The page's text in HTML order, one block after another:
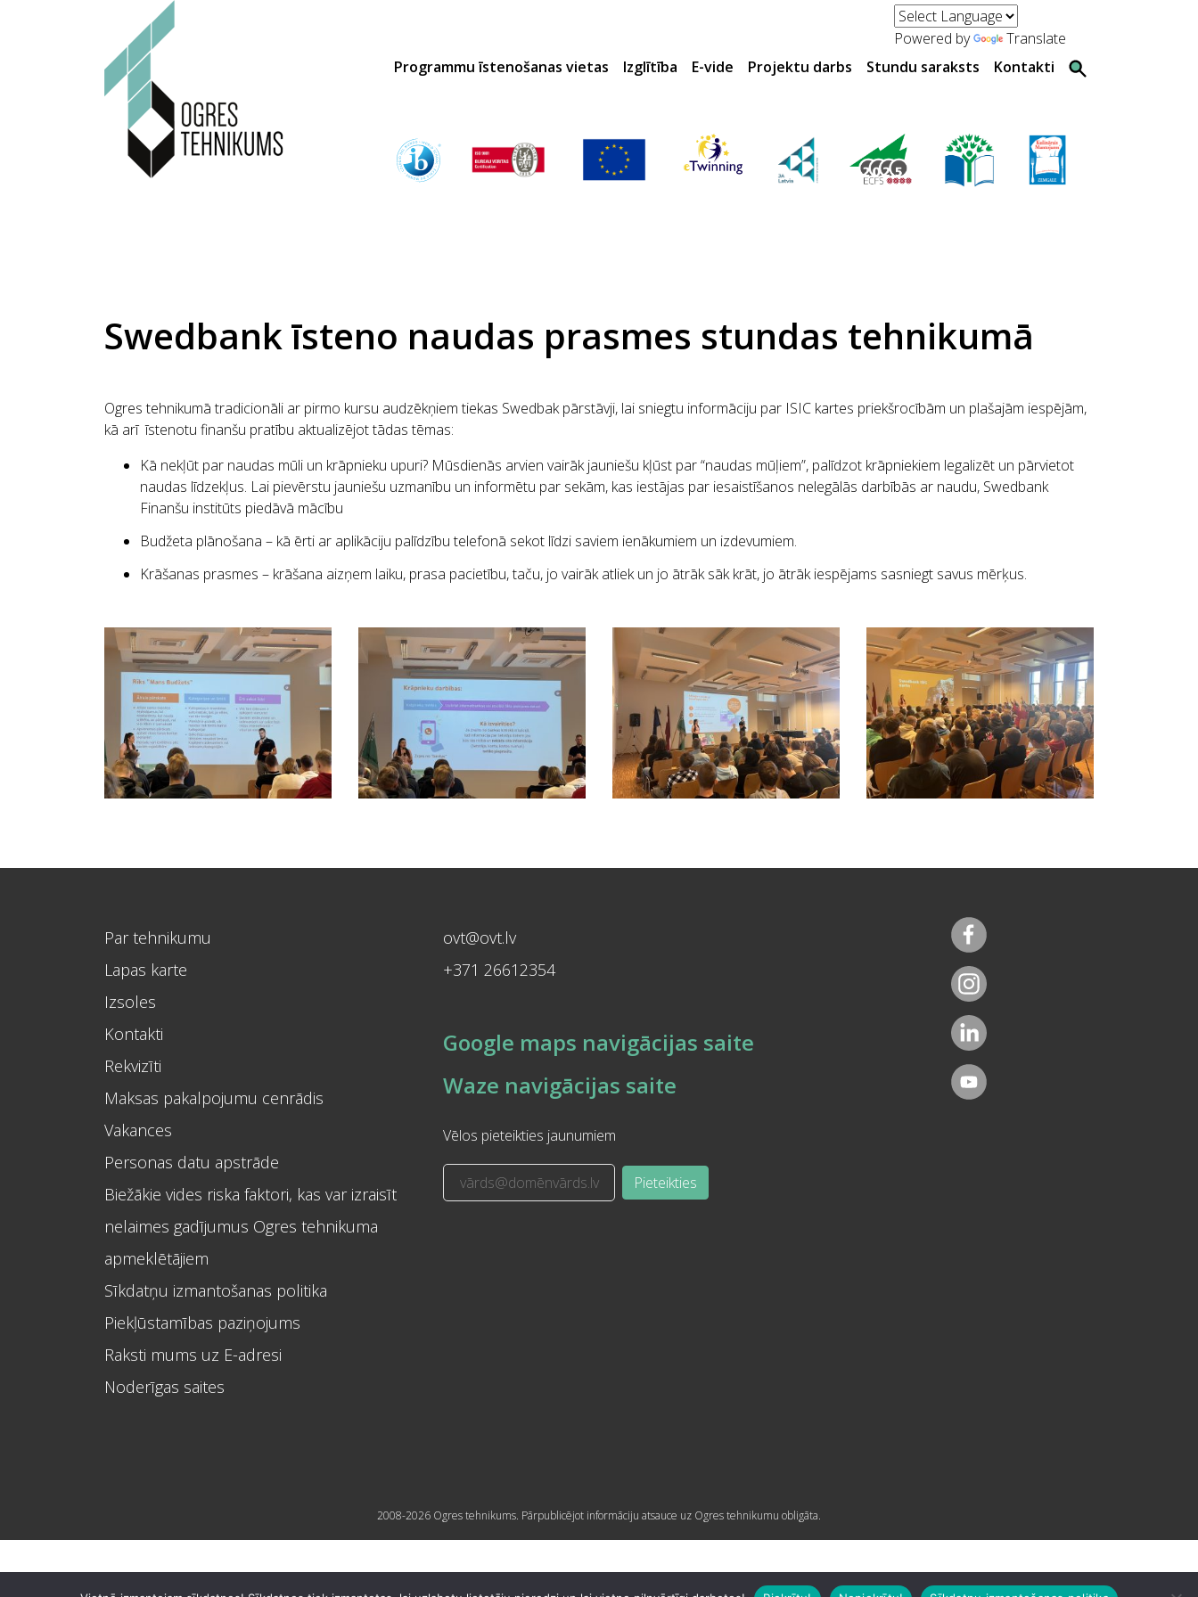
Powered by
Translate
Programmu īstenošanas vietas
Izglītība E-vide Projektu darbs Stundu saraksts Kontakti
Swedbank īsteno naudas prasmes stundas tehnikumā
Ogres tehnikumā tradicionāli ar pirmo kursu audzēkņiem tiekas Swedbak pārstāvji, lai sniegtu informāciju par ISIC kartes priekšrocībām un plašajām iespējām,
kā arī īstenotu finanšu pratību aktualizējot tādas tēmas:
Kā nekļūt par naudas mūli un krāpnieku upuri? Mūsdienās arvien vairāk jauniešu kļūst par “naudas mūļiem”, palīdzot krāpniekiem legalizēt un pārvietot
naudas līdzekļus. Lai pievērstu jauniešu uzmanību un informētu par sekām, kas iestājas par iesaistīšanos nelegālās darbībās ar naudu, Swedbank
Finanšu institūts piedāvā mācību
Budžeta plānošana – kā ērti ar aplikāciju palīdzību telefonā sekot līdzi saviem ienākumiem un izdevumiem.
Krāšanas prasmes – krāšana aizņem laiku, prasa pacietību, taču, jo vairāk atliek un jo ātrāk sāk krāt, jo ātrāk iespējams sasniegt savus mērķus.
Par tehnikumu
Lapas karte
Izsoles
Kontakti
Rekvizīti
Maksas pakalpojumu cenrādis
Vakances
Personas datu apstrāde
Biežākie vides riska faktori, kas var izraisīt
nelaimes gadījumus Ogres tehnikuma
apmeklētājiem
Sīkdatņu izmantošanas politika
Piekļūstamības paziņojums
Raksti mums uz E-adresi
Noderīgas saites
ovt@ovt.lv
+371 26612354
Google maps navigācijas saite
Waze navigācijas saite
Vēlos pieteikties jaunumiem
Pieteikties
2008-2026 Ogres tehnikums. Pārpublicējot informāciju atsauce uz Ogres tehnikumu obligāta.